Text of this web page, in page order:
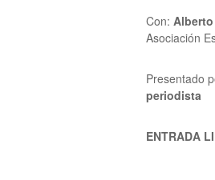
Con:
Asociación
Presentado
periodista
ENTRADA